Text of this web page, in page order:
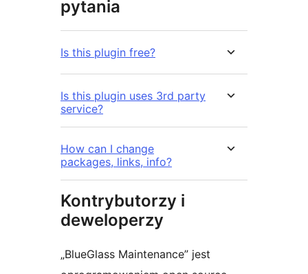
pytania
Is this plugin free?
Is this plugin uses 3rd party
service?
How can I change
packages, links, info?
Kontrybutorzy i
deweloperzy
„BlueGlass Maintenance” jest